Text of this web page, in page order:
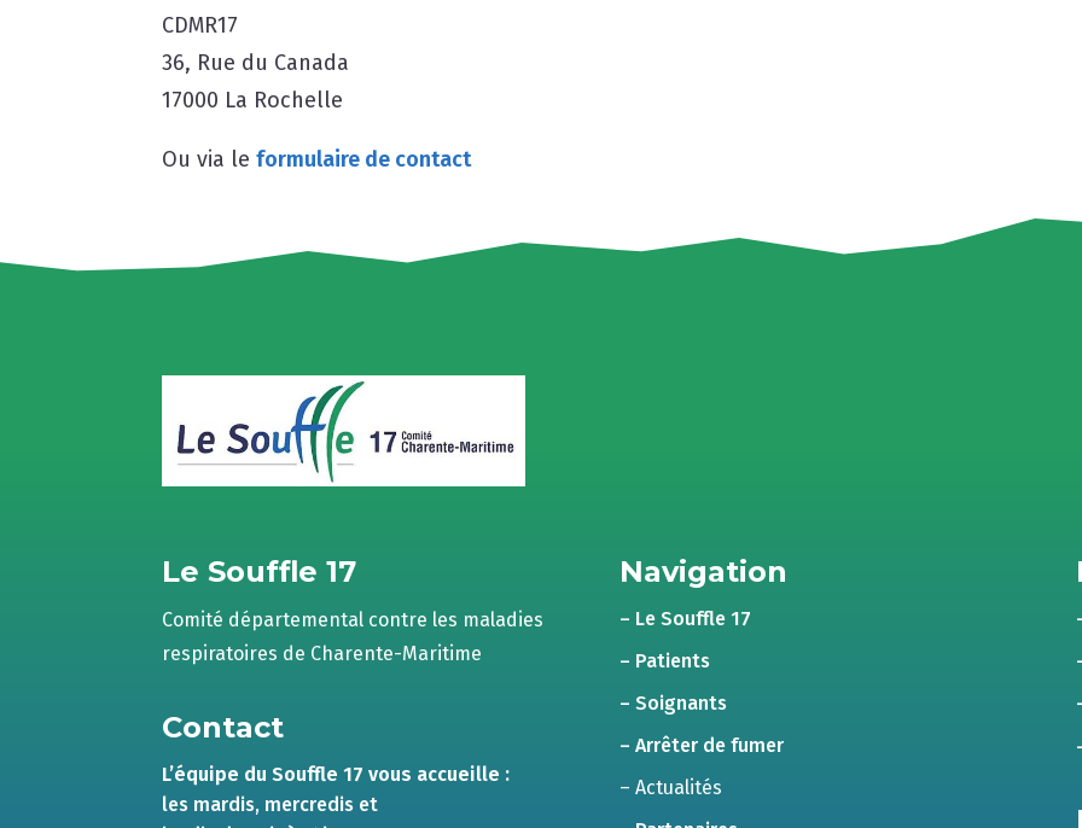
CDMR17
36, Rue du Canada
17000 La Rochelle
Ou via leformulaire de contact
Le Souffle 17
Comité départemental contre les maladies
respiratoires de Charente-Maritime
Contact
L’équipe du Souffle 17 vous accueille :
les mardis, mercredis et
Navigation
– Le Souffle 17
– Patients
– Soignants
– Arrêter de fumer
– Actualités